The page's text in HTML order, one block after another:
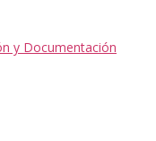
y Documentación